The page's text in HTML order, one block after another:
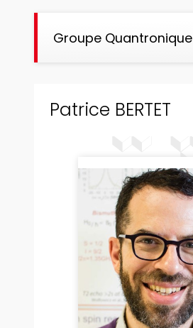
Groupe Quantronique
Patrice BERTET